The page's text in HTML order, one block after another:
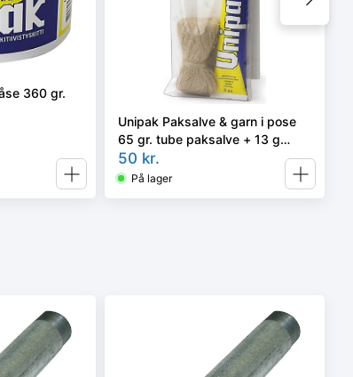
360 gr.
Unipak Paksalve & garn i pose
65 gr. tube paksalve + 13 g
pakgarn
50 kr.
På lager